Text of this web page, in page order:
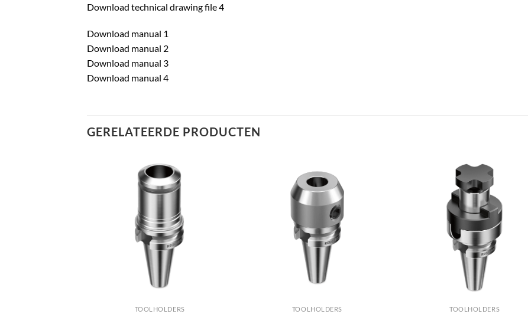
Download technical drawing file 4
Download manual 1
Download manual 2
Download manual 3
Download manual 4
GERELATEERDE PRODUCTEN
TOOLHOLDERS TOOLHOLDERS TOOLHOLDERS